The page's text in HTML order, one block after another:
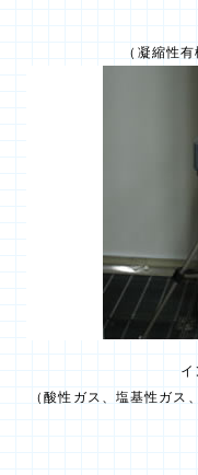
（酸性ガス、塩基性ガス
（凝縮性